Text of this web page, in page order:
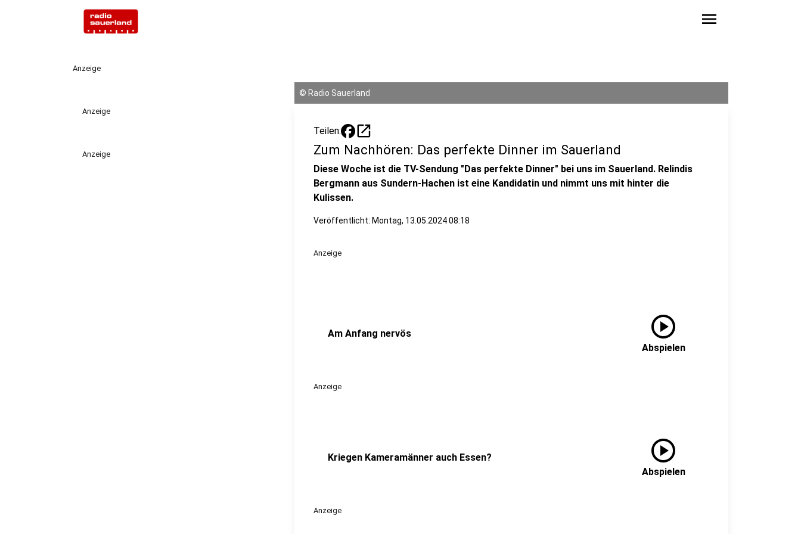
menu
Anzeige
Anzeige
Anzeige
© Radio Sauerland
Teilen: open_in_new
Zum Nachhören: Das perfekte Dinner im Sauerland
Diese Woche ist die TV-Sendung "Das perfekte Dinner" bei uns im Sauerland. Relindis
Bergmann aus Sundern-Hachen ist eine Kandidatin und nimmt uns mit hinter die
Kulissen.
Veröffentlicht: Montag, 13.05.2024 08:18
Anzeige
Am Anfang nervös play_circle
Abspielen
Anzeige
Kriegen Kameramänner auch Essen? play_circle
Abspielen
Anzeige